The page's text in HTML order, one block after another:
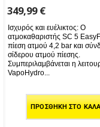
349,99€
Ισχυρός και ευέλικτος: Ο
ατμοκαθαριστής SC 5
πίεση ατμού 4,2 bar και
σίδερου ατμού πίεσης.
Συμπεριλαμβάνεται η
VapoHydro...
ΠΡΟΣΘΉΚΗ ΣΤΟ